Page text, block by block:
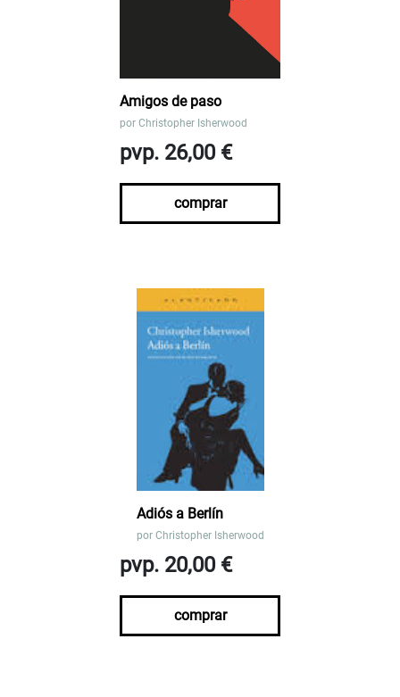
Amigos de paso
por Christopher Isherwood
pvp. 26,00 €
comprar
Adiós a Berlín
por Christopher Isherwood
pvp. 20,00 €
comprar